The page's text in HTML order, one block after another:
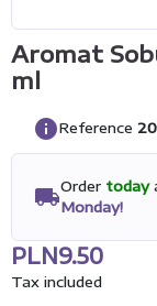
Aromat
ml
infoReference
local_shippingOrder today
Monday!
PLN9.50
Tax included